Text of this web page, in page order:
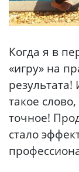
Когда я в
«игру» на
такое
точное!
стало